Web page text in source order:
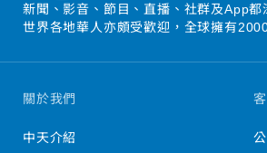
新聞、影音、節目、直播、社群及App
世界各地華人亦頗受歡迎，全球擁有
關於我們
中天介紹